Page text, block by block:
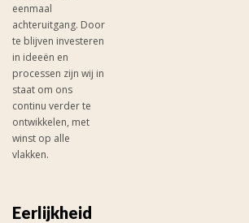
eenmaal
achteruitgang. Door
te blijven investeren
in ideeën en
processen zijn wij in
staat om ons
continu verder te
ontwikkelen, met
winst op alle
vlakken.
Eerlijkheid